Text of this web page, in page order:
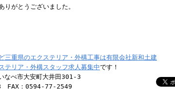
りがとうございました。
三重県のエクステリア・外構工事は有限会社新和土建
テリア・外構スタッフ求人募集中です！
べ市大安町大井田301-3
FAX：0594-77-2549